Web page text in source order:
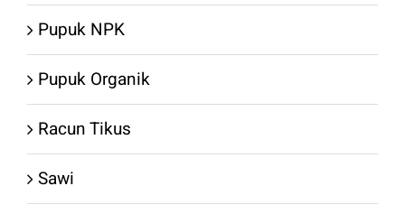
Pupuk NPK
Pupuk Organik
Racun Tikus
Sawi